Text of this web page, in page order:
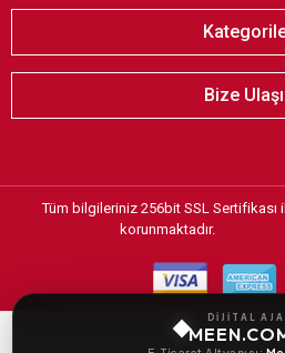
Bize
Tüm bilgileriniz 256bit SSL Sertifikası
korunmaktadır.
DİJİTAL